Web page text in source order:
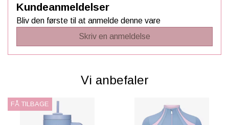
Kundeanmeldelser
Bliv den første til at anmelde denne vare
Skriv en anmeldelse
Vi anbefaler
FÅ TILBAGE